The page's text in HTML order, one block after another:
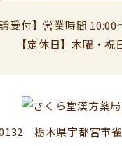
話受付】営業時間
【定休日】木曜・祝
栃木県宇都宮市